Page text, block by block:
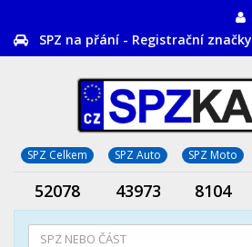
SPZ na přání - Registrační značky
SPZ Celkem SPZ Auto SPZ Moto
52078 43973 8104